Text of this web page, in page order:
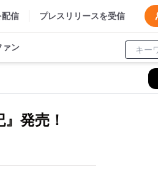
配信 プレスリリースを受信
ァン
発売！